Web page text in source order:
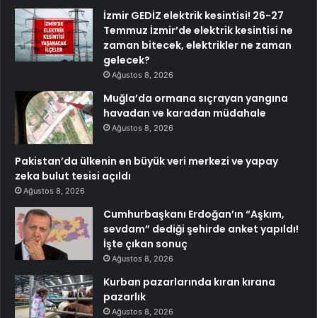
İzmir GEDİZ elektrik kesintisi! 26-27
Temmuz İzmir’de elektrik kesintisi ne
zaman bitecek, elektrikler ne zaman
gelecek?
Ağustos 8, 2026
Muğla’da ormana sıçrayan yangına
havadan ve karadan müdahale
Ağustos 8, 2026
Pakistan’da ülkenin en büyük veri merkezi ve yapay
zeka bulut tesisi açıldı
Ağustos 8, 2026
Cumhurbaşkanı Erdoğan’ın “Aşkım,
sevdam” dediği şehirde anket yapıldı!
İşte çıkan sonuç
Ağustos 8, 2026
Kurban pazarlarında kıran kırana
pazarlık
Ağustos 8, 2026